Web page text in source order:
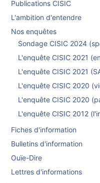
Publications CISIC
L'ambition d'entendre
Nos enquêtes
Sondage CISIC 2024
L'enquête CISIC 2021
L'enquête CISIC 2021
L'enquête CISIC 2020
L'enquête CISIC 2020
L'enquête CISIC 2012
Fiches d'information
Bulletins d'information
Ouïe-Dire
Lettres d'informations